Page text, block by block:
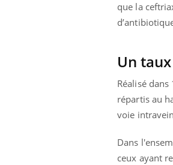
que la
Un
Réalisé
répartis au
voie
Dans
ceux ayant